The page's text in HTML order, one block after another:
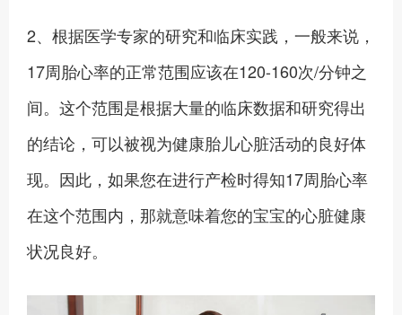
2、根据医学专家的研究和临床实践，一般来说，
17周胎心率的正常范围应该在120-160次/分钟之
间。这个范围是根据大量的临床数据和研究得出
的结论，可以被视为健康胎儿心脏活动的良好体
现。因此，如果您在进行产检时得知17周胎心率
在这个范围内，那就意味着您的宝宝的心脏健康
状况良好。